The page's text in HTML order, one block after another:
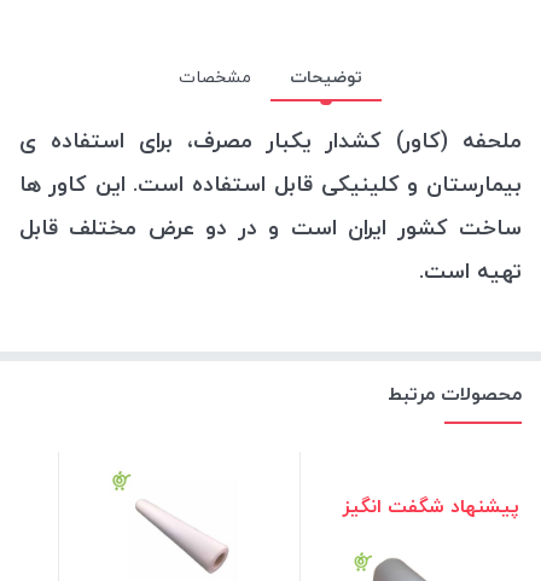
توضیحات مشخصات
ملحفه (کاور) کشدار یکبار مصرف، برای استفاده ی
بیمارستان و کلینیکی قابل استفاده است. این کاور ها
ساخت کشور ایران است و در دو عرض مختلف قابل
تهیه است.
محصولات مرتبط
پیشنهاد شگفت انگیز